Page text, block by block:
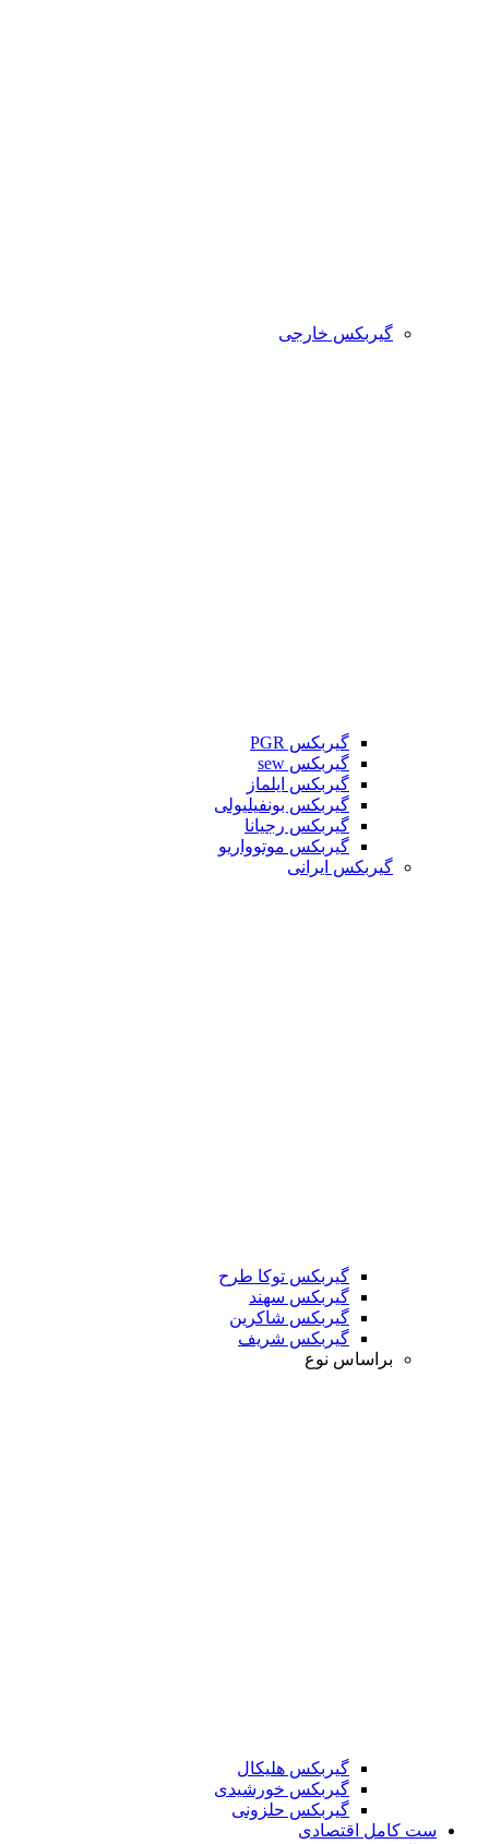
گیربکس خارجی
گیربکس PGR
گیربکس sew
گیربکس ایلماز
گیربکس بونفیلیولی
گیربکس رجیانا
گیربکس موتوواریو
گیربکس ایرانی
گیربکس توکا طرح
گیربکس سهند
گیربکس شاکرین
گیربکس شریف
براساس نوع
گیربکس هلیکال
گیربکس خورشیدی
گیربکس حلزونی
ست کامل اقتصادی